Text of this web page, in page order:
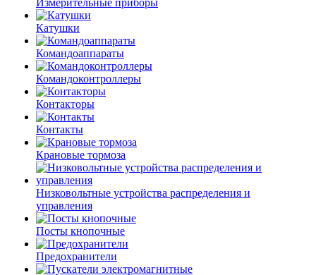
Измерительные приборы
Катушки
Командоаппараты
Командоконтроллеры
Контакторы
Контакты
Крановые тормоза
Низковольтные устройства распределения и
управления
Посты кнопочные
Предохранители